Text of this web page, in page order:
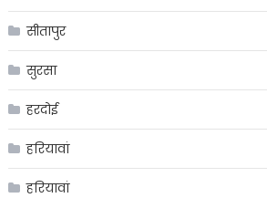
सीतापुर
सुरसा
हरदोई
हरियावां
हरियावां